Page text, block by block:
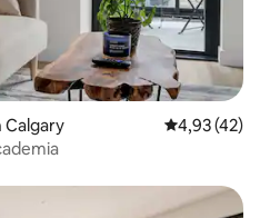
4,93 de uma
4,93 (42)